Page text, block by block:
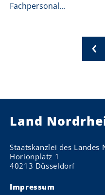
Fachpersonal...
Land
Staatskanzlei des Landes
Horionplatz 1
40213 Düsseldorf
Impressum